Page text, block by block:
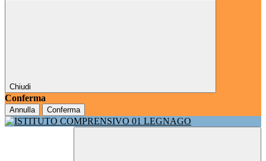
Chiudi
Conferma
Annulla Conferma